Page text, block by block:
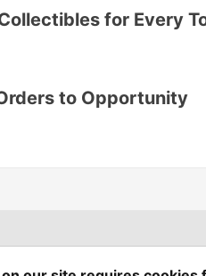
for Every
to Opportunity
Spring Builders